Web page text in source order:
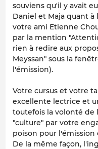
souviens qu'il y avait
Daniel et Maja quant
votre ami Etienne
par la mention
rien à redire aux
Meyssan" sous la
l'émission).
Votre cursus et votre
excellente lectrice et
toutefois la volonté de
"culture" par votre
poison pour l'émission
De la même façon,